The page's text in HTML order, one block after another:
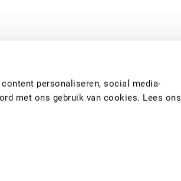
personaliseren, social media-
met ons gebruik van cookies. Lees ons